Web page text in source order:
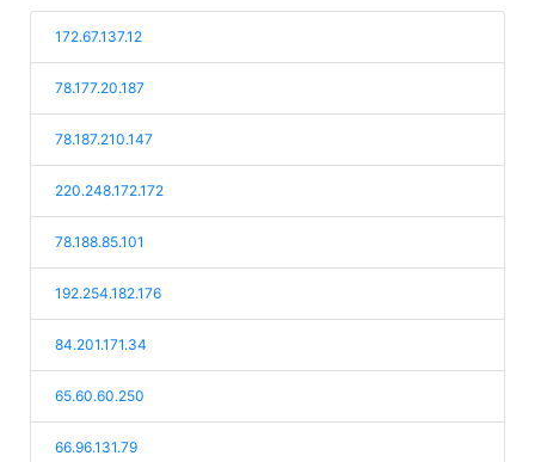
172.67.137.12
78.177.20.187
78.187.210.147
220.248.172.172
78.188.85.101
192.254.182.176
84.201.171.34
65.60.60.250
66.96.131.79